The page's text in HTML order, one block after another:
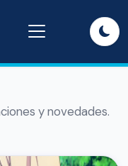
y novedades.